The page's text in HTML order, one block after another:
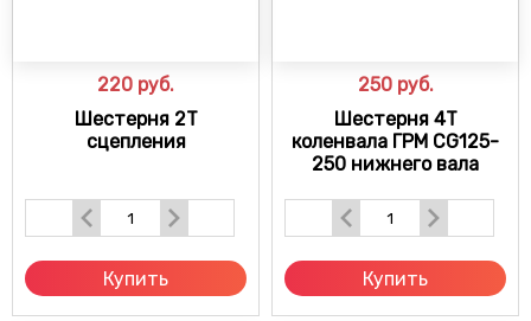
220 руб.
Шестерня 2Т
сцепления
Купить
250 руб.
Шестерня 4Т
коленвала ГРМ CG125-
250 нижнего вала
Купить